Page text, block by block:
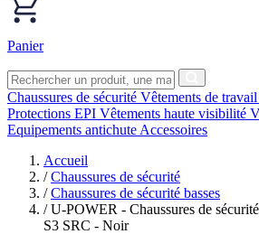
Panier
Chaussures de sécurité Vêtements de travail
Protections EPI Vêtements haute visibilité
Equipements antichute Accessoires
Accueil
/ Chaussures de sécurité
/ Chaussures de sécurité basses
/ U-POWER - Chaussures de
S3 SRC - Noir